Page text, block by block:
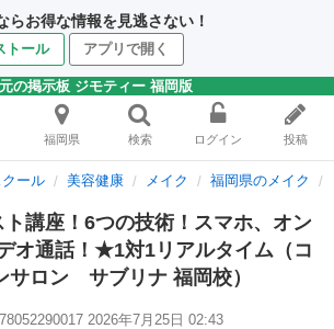
らお得な情報を見逃さない！
トール アプリで開く
の掲示板 ジモティー 福岡版
福岡県 検索 ログイン 投稿
ール 美容健康 メイク 福岡県のメイク
講座！6つの技術！スマホ、オン
オ通話！★1対1リアルタイム（コ
サロン サブリナ 福岡校）
2026年7月25日 02:43